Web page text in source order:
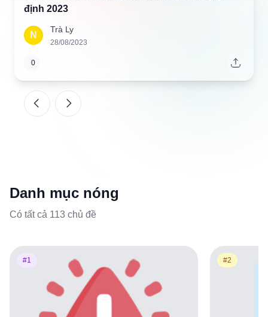
định 2023
N
Trà Ly
28/08/2023
0
Danh mục nóng
Có tất cả 113 chủ đề
#1 #2